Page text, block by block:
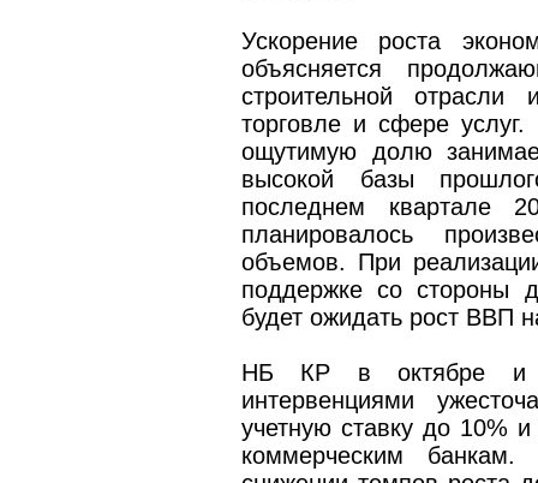
Ускорение роста
объясняется
строительной отрасли
торговле и сфере
ощутимую долю
высокой базы
последнем квартале
планировалось
объемов. При
поддержке со стороны
будет ожидать рост ВВП
НБ КР в октябре и
интервенциями
учетную ставку до 10%
коммерческим